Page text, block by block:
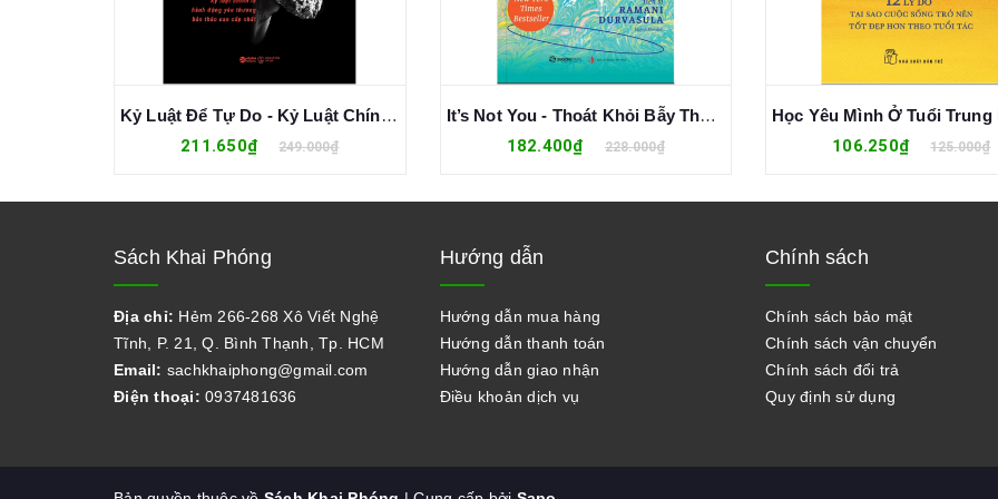
Kỷ Luật Để Tự Do - Kỷ Luật Chính Là Hành Động Yêu Thương Bản Thân Cao Cấp Nhất - Phi Hồng Huy
211.650₫ 249.000₫
It’s Not You - Thoát Khỏi Bẫy Thao Túng Tâm Lý Và Trở Thành Người "Kháng Ái Kỉ" - Ramani Durvasula
182.400₫ 228.000₫ 106.250₫ 125.000₫
Sách Khai Phóng
Địa chỉ: Hẻm 266-268 Xô Viết Nghệ
Tĩnh, P. 21, Q. Bình Thạnh, Tp. HCM
Email: sachkhaiphong@gmail.com
Điện thoại: 0937481636
Hướng dẫn
Hướng dẫn mua hàng
Hướng dẫn thanh toán
Hướng dẫn giao nhận
Điều khoản dịch vụ
Chính sách
Chính sách bảo mật
Chính sách vận chuyển
Chính sách đổi trả
Quy định sử dụng